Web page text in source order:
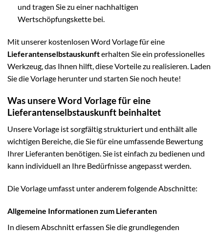
und tragen Sie zu einer nachhaltigen
Wertschöpfungskette bei.
Mit unserer kostenlosen Word Vorlage für eine
Lieferantenselbstauskunfterhalten Sie ein professionelles
Werkzeug, das Ihnen hilft, diese Vorteile zu realisieren. Laden
Sie die Vorlage herunter und starten Sie noch heute!
Was unsere Word Vorlage für eine
Lieferantenselbstauskunft beinhaltet
Unsere Vorlage ist sorgfältig strukturiert und enthält alle
wichtigen Bereiche, die Sie für eine umfassende Bewertung
Ihrer Lieferanten benötigen. Sie ist einfach zu bedienen und
kann individuell an Ihre Bedürfnisse angepasst werden.
Die Vorlage umfasst unter anderem folgende Abschnitte:
Allgemeine Informationen zum Lieferanten
In diesem Abschnitt erfassen Sie die grundlegenden